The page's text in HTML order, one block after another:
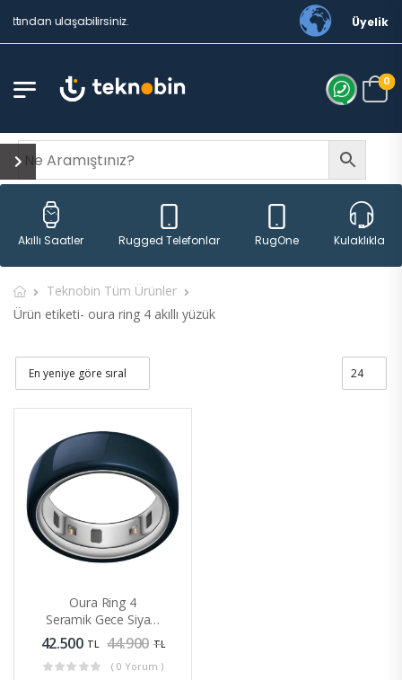
ulaşabilirsiniz. Üyelik
0
Akıllı Saatler Rugged Telefonlar RugOne Kulaklıklar
Teknobin Tüm Ürünler
Ürün etiketi- oura ring 4 akıllı yüzük
Oura Ring 4
Seramik Gece Siyahı
Akıllı Yüzük Sağlık
Takipli
42.500 TL 44.900 TL
( 0 Yorum )